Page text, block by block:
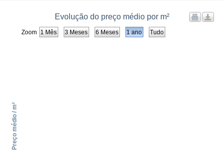
Zoom
Evolução do preço médio por m²
Preço médio / m²
1 Mês 3 Meses 6 Meses 1 ano Tudo